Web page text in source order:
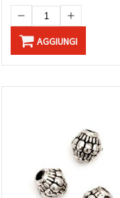
AGGIUNGI